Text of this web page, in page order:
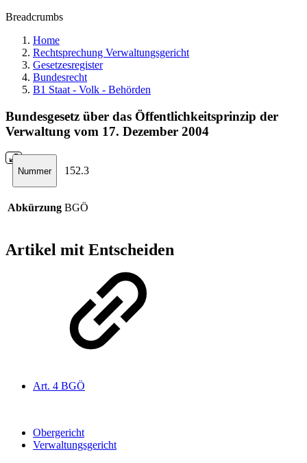
Breadcrumbs
Home
Rechtsprechung Verwaltungsgericht
Gesetzesregister
Bundesrecht
B1 Staat - Volk - Behörden
Bundesgesetz über das Öffentlichkeitsprinzip der
Verwaltung vom 17. Dezember 2004
Nummer 152.3
Abkürzung BGÖ
Artikel mit Entscheiden
Art. 4 BGÖ
Obergericht
Verwaltungsgericht